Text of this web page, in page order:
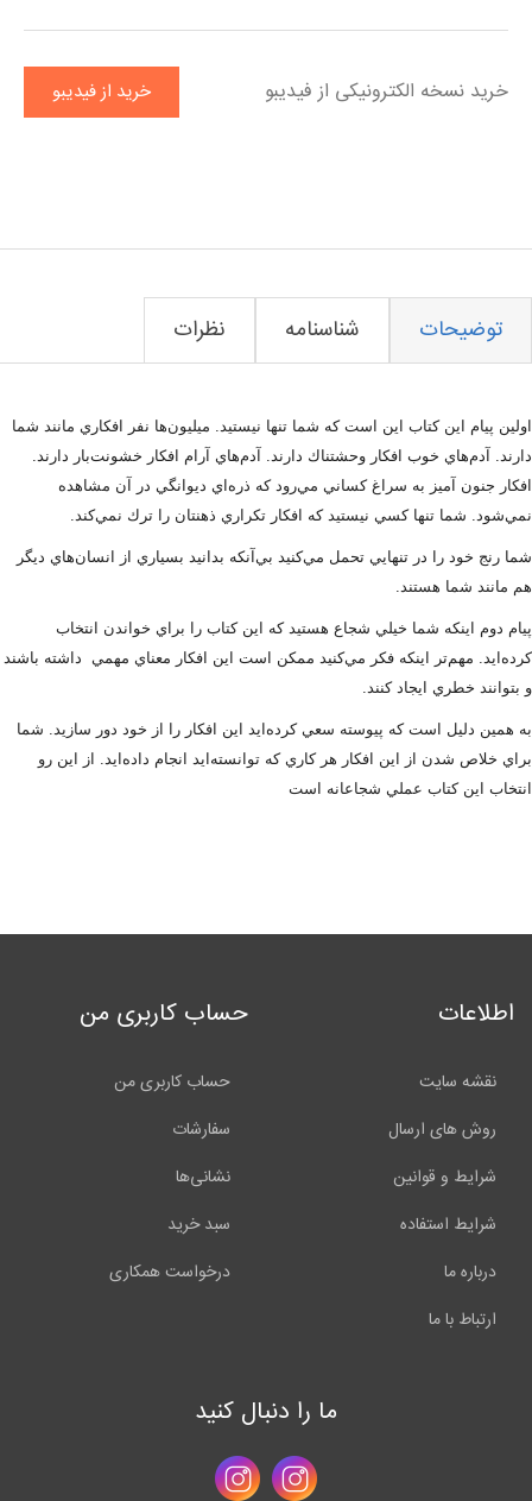
خرید نسخه الکترونیکی از فیدیبو خرید از فیدیبو
توضیحات شناسنامه نظرات
اولين پيام اين كتاب اين است كه شما تنها نيستيد. ميليون‌ها نفر افكاري مانند شما
دارند. آدم‌هاي خوب افكار وحشتناك دارند. آدم‌هاي آرام افكار خشونت‌بار دارند.
افكار جنون آميز به سراغ كساني مي‌رود كه ذره‌اي ديوانگي در آن مشاهده
نمي‌شود. شما تنها كسي نيستيد كه افكار تكراري ذهنتان را ترك نمي‌كند.
شما رنج خود را در تنهايي تحمل مي‌كنيد بي‌آنكه بدانيد بسياري از انسان‌هاي ديگر
هم مانند شما هستند.
پيام دوم اينكه شما خيلي شجاع هستيد كه اين كتاب را براي خواندن انتخاب
كرده‌ايد. مهم‌تر اينكه فكر مي‌كنيد ممكن است اين افكار معناي مهمي داشته باشند
و بتوانند خطري ايجاد كنند.
به همين دليل است كه پيوسته سعي كرده‌ايد اين افكار را از خود دور سازيد. شما
براي خلاص شدن از اين افكار هر كاري كه توانسته‌ايد انجام داده‌ايد. از اين رو
انتخاب اين كتاب عملي شجاعانه است
اطلاعات
نقشه سایت
روش های ارسال
شرایط و قوانین
شرایط استفاده
درباره ما
ارتباط با ما
حساب کاربری من
حساب کاربری من
سفارشات
نشانی‌ها
سبد خرید
درخواست همکاری
ما را دنبال کنید